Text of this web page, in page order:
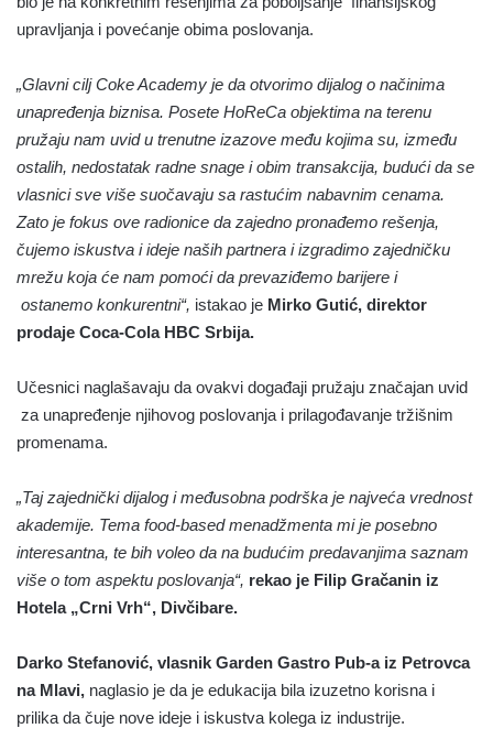
upravljanja i povećanje obima poslovanja.
„Glavni cilj Coke Academy je da otvorimo dijalog o načinima
unapređenja biznisa. Posete HoReCa objektima na terenu
pružaju nam uvid u trenutne izazove među kojima su, između
ostalih, nedostatak radne snage i obim transakcija, budući da se
vlasnici sve više suočavaju sa rastućim nabavnim cenama.
Zato je fokus ove radionice da zajedno pronađemo rešenja,
čujemo iskustva i ideje naših partnera i izgradimo zajedničku
mrežu koja će nam pomoći da prevaziđemo barijere i
ostanemo konkurentni“, istakao je Mirko Gutić, direktor
prodaje Coca-Cola HBC Srbija.
Učesnici naglašavaju da ovakvi događaji pružaju značajan uvid
za unapređenje njihovog poslovanja i prilagođavanje tržišnim
promenama.
„Taj zajednički dijalog i međusobna podrška je najveća vrednost
akademije. Tema food-based menadžmenta mi je posebno
interesantna, te bih voleo da na budućim predavanjima saznam
više o tom aspektu poslovanja“, rekao je Filip Gračanin iz
Hotela „Crni Vrh“, Divčibare.
Darko Stefanović, vlasnik Garden Gastro Pub-a iz Petrovca
na Mlavi, naglasio je da je edukacija bila izuzetno korisna i
prilika da čuje nove ideje i iskustva kolega iz industrije.